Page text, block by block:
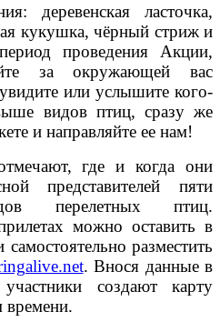
деревенская ласточка,
кукушка, чёрный стриж и
проведения Акции,
за окружающей вас
или услышите кого-
видов птиц, сразу же
и направляйте ее нам!
где и когда они
представителей пяти
перелетных птиц.
можно оставить в
разместить
. Внося данные в
создают карту
времени.